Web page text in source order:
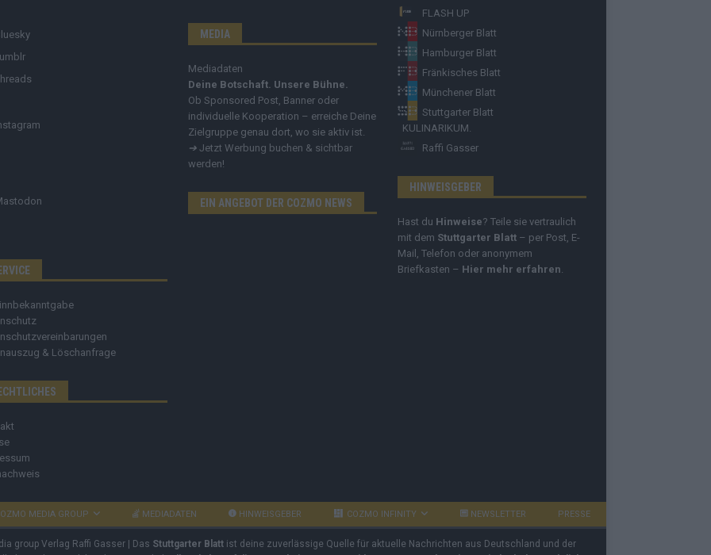
& Löschanfrage
MEDIA
Mediadaten
Deine Botschaft. Unsere Bühne.
Ob Sponsored Post, Banner oder
individuelle Kooperation – erreiche Deine
Zielgruppe genau dort, wo sie aktiv ist.
➔ Jetzt Werbung buchen & sichtbar
werden!
EIN ANGEBOT DER COZMO NEWS
FLASH UP
Nürnberger Blatt
Hamburger Blatt
Fränkisches Blatt
Münchener Blatt
Stuttgarter Blatt
KULINARIKUM.
Raffi Gasser
HINWEISGEBER
Hast du Hinweise? Teile sie vertraulich
mit dem Stuttgarter Blatt – per Post, E-
Mail, Telefon oder anonymem
Briefkasten – Hier mehr erfahren
MEDIA GROUP MEDIADATEN HINWEISGEBER COZMO INFINITY NEWSLETTER PRESSE
group Verlag Raffi Gasser | Das Stuttgarter Blatt ist deine zuverlässige Quelle für aktuelle Nachrichten aus Deutschland und der